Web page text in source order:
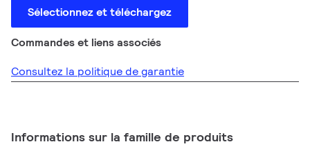
Sélectionnez et téléchargez
Commandes et liens associés
Consultez la politique de garantie
Informations sur la famille de produits